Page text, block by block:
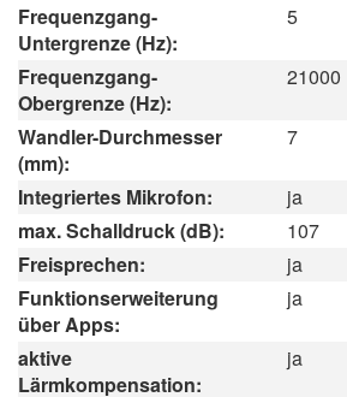
Frequenzgang-
Untergrenze (Hz):
5
Frequenzgang-
Obergrenze (Hz):
21000
Wandler-Durchmesser
(mm):
7
Integriertes Mikrofon:
ja
max. Schalldruck (dB):
107
Freisprechen:
ja
Funktionserweiterung
über Apps:
ja
aktive
Lärmkompensation:
ja